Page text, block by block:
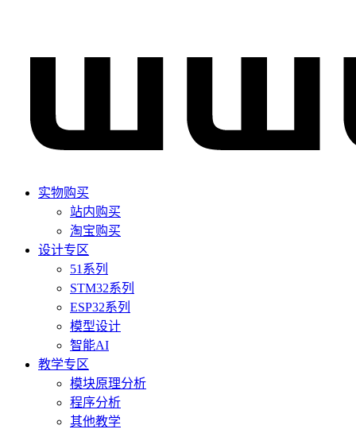
实物购买
站内购买
淘宝购买
设计专区
51系列
STM32系列
ESP32系列
模型设计
智能AI
教学专区
模块原理分析
程序分析
其他教学